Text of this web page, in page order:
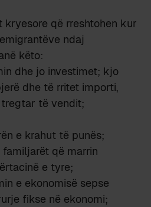
kryesore që rreshtohen kur
ndaj
këto:
dhe jo investimet; kjo
dhe të rritet importi,
të vendit;
e krahut të punës;
që marrin
e tyre;
e ekonomisë sepse
fikse në ekonomi;